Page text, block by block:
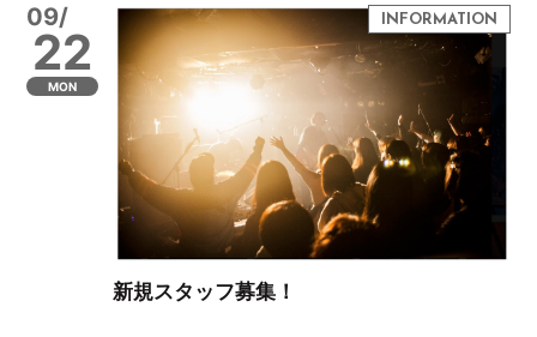
09/
22
MON
新規スタッフ募集！